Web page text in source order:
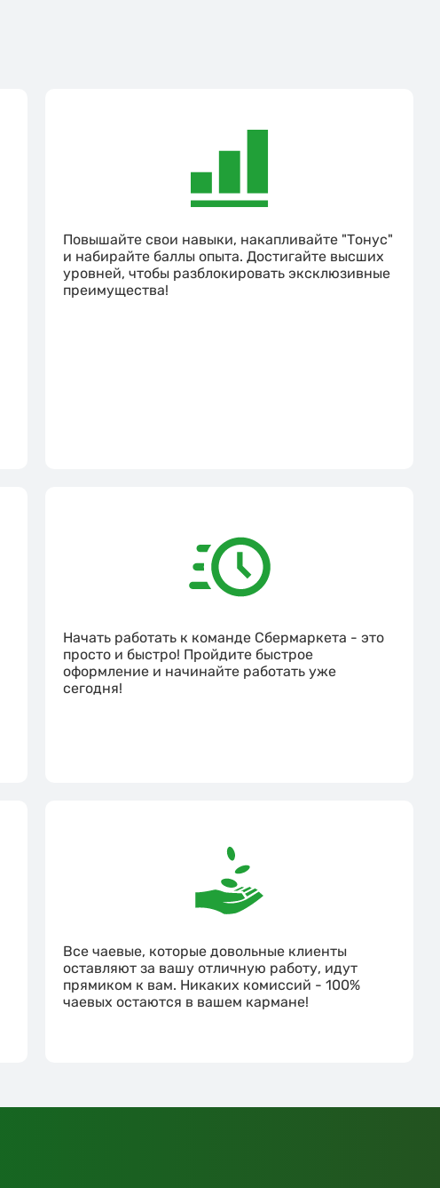
Повышайте свои навыки, накапливайте "Тонус"
и набирайте баллы опыта. Достигайте высших
уровней, чтобы разблокировать эксклюзивные
преимущества!
Начать работать к команде Сбермаркета - это
просто и быстро! Пройдите быстрое
оформление и начинайте работать уже
сегодня!
Все чаевые, которые довольные клиенты
оставляют за вашу отличную работу, идут
прямиком к вам. Никаких комиссий - 100%
чаевых остаются в вашем кармане!